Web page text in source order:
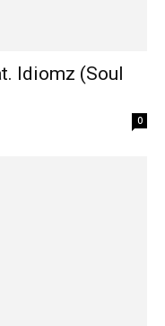
Idiomz (Soul
0